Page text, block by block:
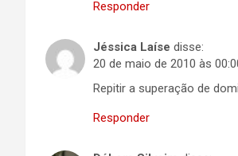
Responder
Jéssica Laíse disse:
20 de maio de 2010 às
Repitir a superação de
Responder